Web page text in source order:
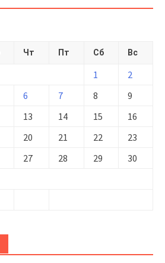
Чт Пт Сб Вс
1
2
6 7 8
9
13 14 15
16
20 21 22
23
27 28 29
30